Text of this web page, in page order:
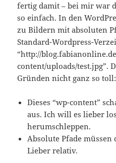
fertig damit – bei mir war
so einfach. In den
zu Bildern mit absoluten
Standard-Wordpress-
“http://
content/uploads/test.jpg”.
Gründen nicht ganz so toll:
Dieses “wp-content”
aus. Ich will es lieber
herumschleppen.
Absolute Pfade
Lieber relativ.